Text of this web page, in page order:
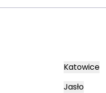
Katowice
Jasło